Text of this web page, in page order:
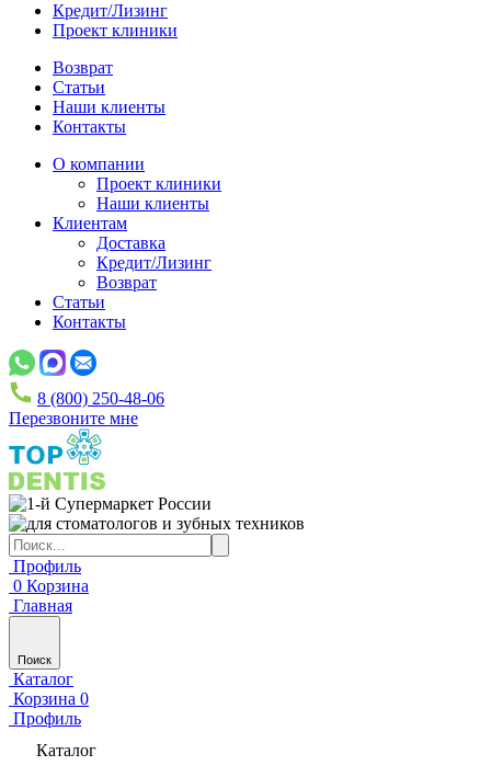
Кредит/Лизинг
Проект клиники
Возврат
Статьи
Наши клиенты
Контакты
О компании
Проект клиники
Наши клиенты
Клиентам
Доставка
Кредит/Лизинг
Возврат
Статьи
Контакты
8 (800) 250-48-06
Перезвоните мне
Профиль
0 Корзина
Главная
Поиск
Каталог
Корзина 0
Профиль
Каталог